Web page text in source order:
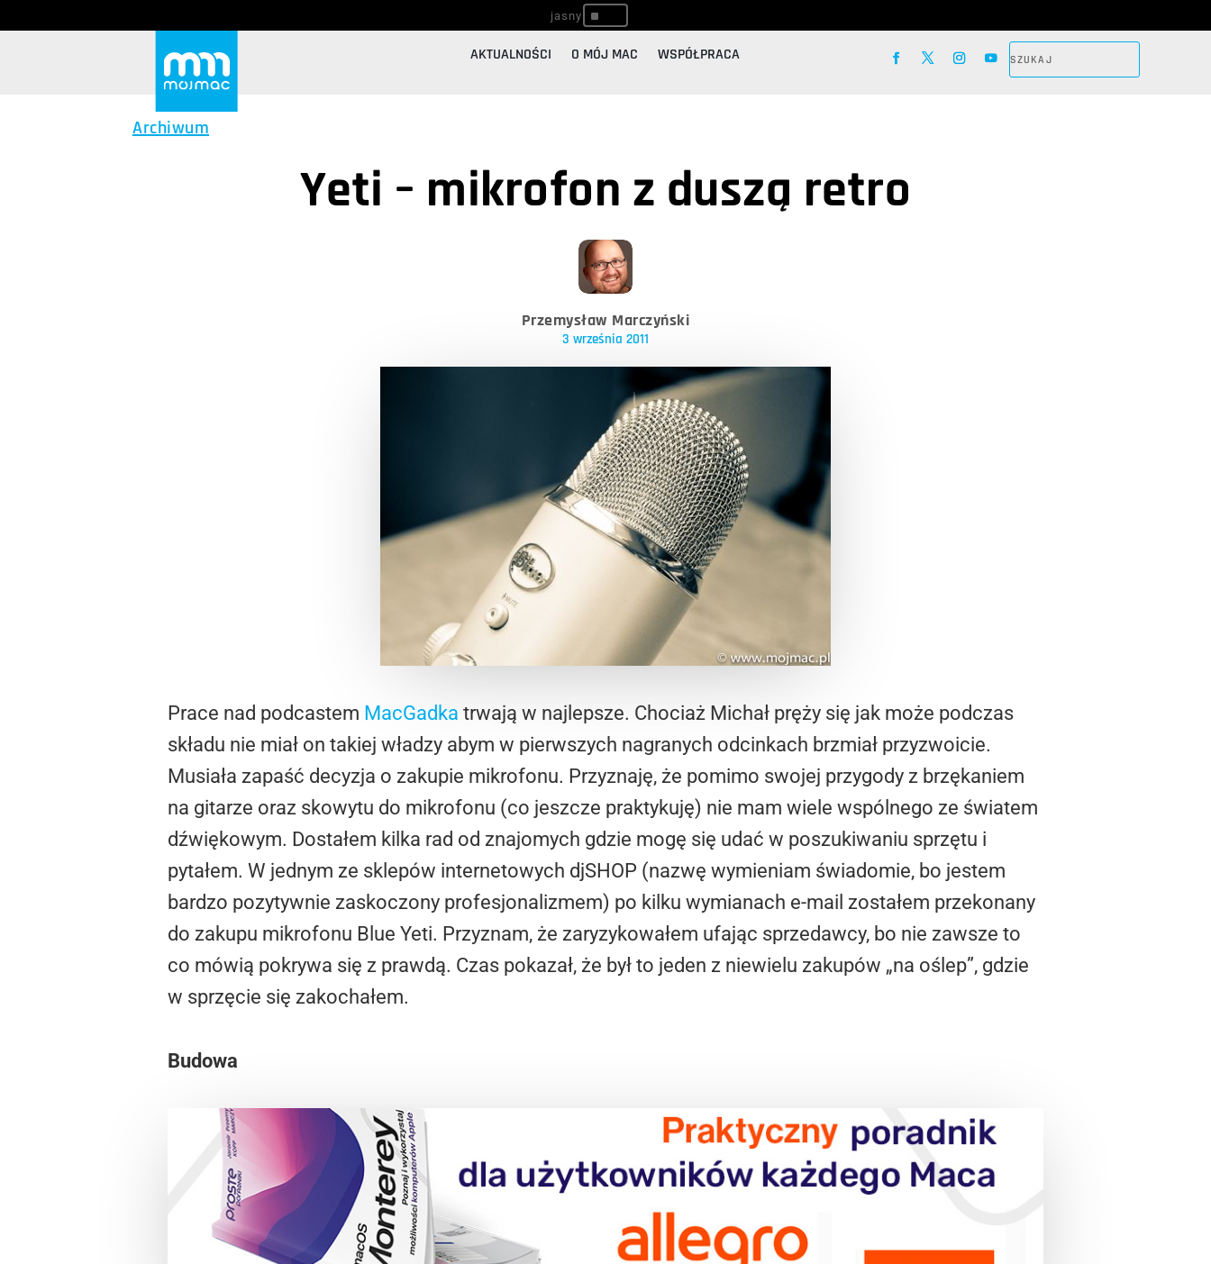
^
AKTUALNOŚCI O MÓJ MAC WSPÓŁPRACA
Archiwum
Yeti – mikrofon z duszą retro
Przemysław Marczyński
3 września 2011
Prace nad podcastem MacGadka trwają w najlepsze. Chociaż Michał pręży się jak może podczas
składu nie miał on takiej władzy abym w pierwszych nagranych odcinkach brzmiał przyzwoicie.
Musiała zapaść decyzja o zakupie mikrofonu. Przyznaję, że pomimo swojej przygody z brzękaniem
na gitarze oraz skowytu do mikrofonu (co jeszcze praktykuję) nie mam wiele wspólnego ze światem
dźwiękowym. Dostałem kilka rad od znajomych gdzie mogę się udać w poszukiwaniu sprzętu i
pytałem. W jednym ze sklepów internetowych djSHOP (nazwę wymieniam świadomie, bo jestem
bardzo pozytywnie zaskoczony profesjonalizmem) po kilku wymianach e-mail zostałem przekonany
do zakupu mikrofonu Blue Yeti. Przyznam, że zaryzykowałem ufając sprzedawcy, bo nie zawsze to
co mówią pokrywa się z prawdą. Czas pokazał, że był to jeden z niewielu zakupów „na oślep”, gdzie
w sprzęcie się zakochałem.
Budowa